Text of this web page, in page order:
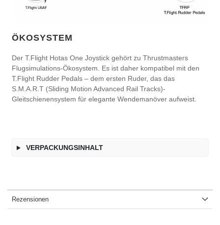
ÖKOSYSTEM
Der T.Flight Hotas One Joystick gehört zu Thrustmasters
Flugsimulations-Ökosystem. Es ist daher kompatibel mit den
T.Flight Rudder Pedals – dem ersten Ruder, das das
S.M.A.R.T (Sliding Motion Advanced Rail Tracks)-
Gleitschienensystem für elegante Wendemanöver aufweist.
VERPACKUNGSINHALT
Rezensionen